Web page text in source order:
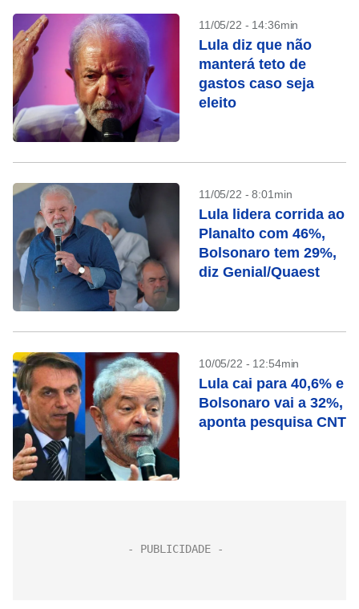
11/05/22 - 14:36min
Lula diz que não
manterá teto de
gastos caso seja
eleito
11/05/22 - 8:01min
Lula lidera corrida ao
Planalto com 46%,
Bolsonaro tem 29%,
diz Genial/Quaest
10/05/22 - 12:54min
Lula cai para 40,6% e
Bolsonaro vai a 32%,
aponta pesquisa CNT